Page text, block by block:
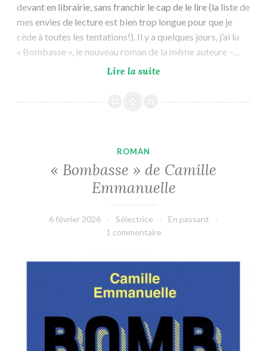
devant en librairie, sans franchir le cap de le lire (la liste de
mes envies de lecture est bien trop longue pour que je
cède à toutes les tentations!). Il y a quelques jours, j’ai lu
« Bombasse », le nouveau roman de la même auteure –…
Lire la suite
de
ROMAN
« Bombasse » de Camille
Emmanuelle
6 février 2026 Sélectrice
En passant
1 commentaire